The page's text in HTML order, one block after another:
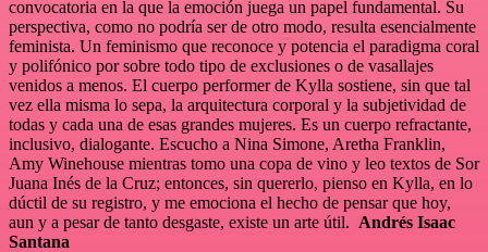
convocatoria en la que la emoción juega un papel fundamental. Su
perspectiva, como no podría ser de otro modo, resulta esencialmente
feminista. Un feminismo que reconoce y potencia el paradigma coral
y polifónico por sobre todo tipo de exclusiones o de vasallajes
venidos a menos. El cuerpo performer de Kylla sostiene, sin que tal
vez ella misma lo sepa, la arquitectura corporal y la subjetividad de
todas y cada una de esas grandes mujeres. Es un cuerpo refractante,
inclusivo, dialogante. Escucho a Nina Simone, Aretha Franklin,
Amy Winehouse mientras tomo una copa de vino y leo textos de Sor
Juana Inés de la Cruz; entonces, sin quererlo, pienso en Kylla, en lo
dúctil de su registro, y me emociona el hecho de pensar que hoy,
aun y a pesar de tanto desgaste, existe un arte útil. Andrés Isaac
Santana